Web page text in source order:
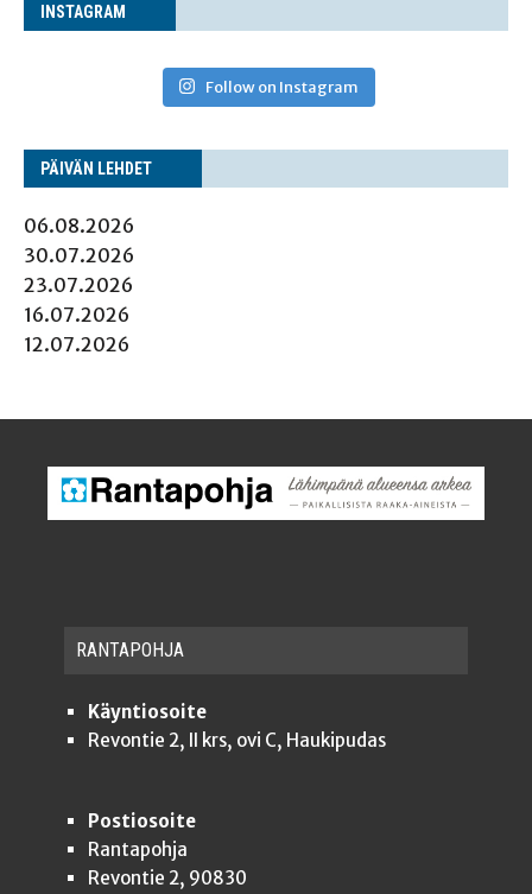
INS­TA­GRAM
Follow on Instagram
PÄI­VÄN LEHDET
06.08.2026
30.07.2026
23.07.2026
16.07.2026
12.07.2026
RAN­TA­POH­JA
Käyntiosoite
Revontie 2, II krs, ovi C, Haukipudas
Postiosoite
Rantapohja
Revontie 2, 90830